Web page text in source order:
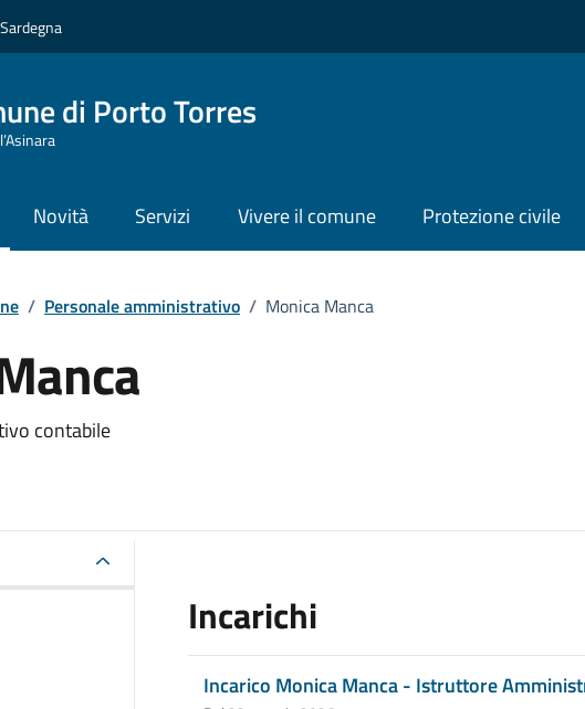
di Porto Torres
Novità Servizi Vivere il comune Protezione civile
/ Personale amministrativo / Monica Manca
persona
contabile
Incarichi
Incarico Monica Manca - Istruttore